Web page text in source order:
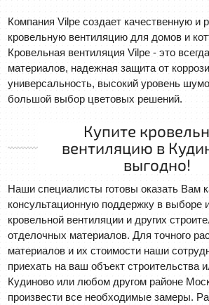
Компания Vilpe создает качественную и
кровельную вентиляцию для домов и
Кровельная вентиляция Vilpe - это
материалов, надежная защита от
универсальность, высокий уровень
большой выбор цветовых решений.
Купите
вентиляцию в
выгодно!
Наши специалисты готовы оказать Вам
консультационную поддержку в выборе
кровельной вентиляции и других
отделочных материалов. Для точного
материалов и их стоимости наши
приехать на ваш объект строительства
Кудиново или любом другом районе
произвести все необходимые замеры.